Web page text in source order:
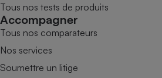
Tous nos tests de produits
Accompagner
Tous nos comparateurs
Nos services
Soumettre un litige